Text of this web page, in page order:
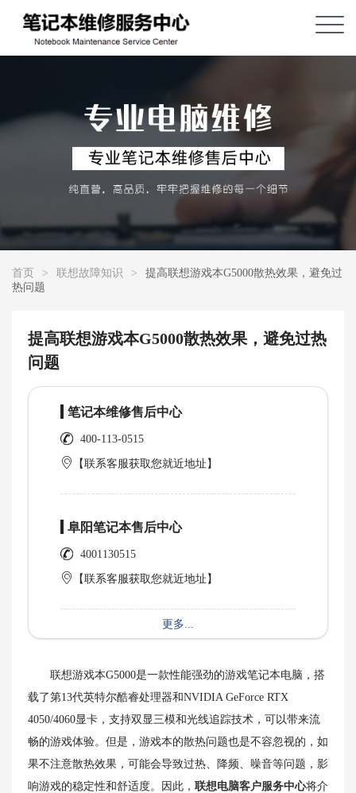
首页 > 联想故障知识 >
提高联想游戏本G5000散热效果，避免过
热问题
提高联想游戏本G5000散热效果，避免过热
问题
笔记本维修售后中心
400-113-0515
【联系客服获取您就近地址】
阜阳笔记本售后中心
4001130515
【联系客服获取您就近地址】
更多...
联想游戏本G5000是一款性能强劲的游戏笔记本电脑，搭
载了第13代英特尔酷睿处理器和NVIDIA GeForce RTX
4050/4060显卡，支持双显三模和光线追踪技术，可以带来流
畅的游戏体验。但是，游戏本的散热问题也是不容忽视的，如
果不注意散热效果，可能会导致过热、降频、噪音等问题，影
响游戏的稳定性和舒适度。因此， 联想电脑客户服务中心将介